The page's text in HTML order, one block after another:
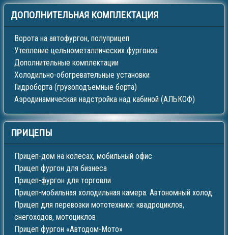
ДОПОЛНИТЕЛЬНАЯ КОМПЛЕКТАЦИЯ
Ворота на автофургон, полуприцеп
Утепление цельнометаллических фургонов
Дополнительные комплектации
Холодильно-обогревательные установки
Гидроборта (грузоподъемные борта)
Аэродинамическая надстройка над кабиной (АЛЬКОФ)
ПРИЦЕПЫ
Прицеп-дом на колесах, мобильный офис
Прицеп фургон для бизнеса
Прицеп-фургон для торговли
Прицеп-мобильная холодильная камера. Автономный холод.
Прицеп для перевозки мототехники: квадроциклов,
снегоходов, мотоциклов
Прицеп фургон «Автодом-Мото»